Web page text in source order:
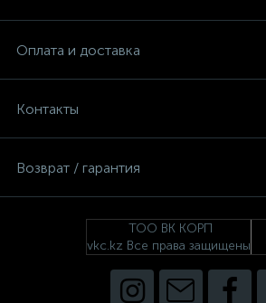
Оплата и доставка
Контакты
Возврат / гарантия
ТОО ВК КОРП
vkc.kz Все права защищены